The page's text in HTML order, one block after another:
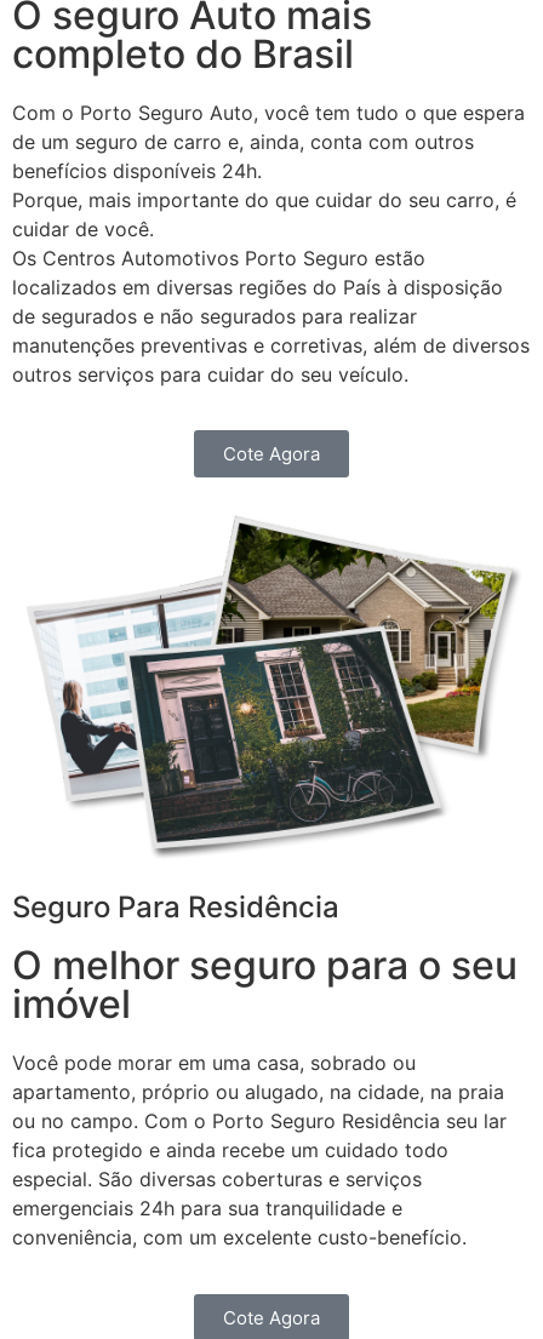
O seguro Auto mais
completo do Brasil
Com o Porto Seguro Auto, você tem tudo o que espera
de um seguro de carro e, ainda, conta com outros
benefícios disponíveis 24h.
Porque, mais importante do que cuidar do seu carro, é
cuidar de você.
Os Centros Automotivos Porto Seguro estão
localizados em diversas regiões do País à disposição
de segurados e não segurados para realizar
manutenções preventivas e corretivas, além de diversos
outros serviços para cuidar do seu veículo.
Cote Agora
Seguro Para Residência
O melhor seguro para o seu
imóvel
Você pode morar em uma casa, sobrado ou
apartamento, próprio ou alugado, na cidade, na praia
ou no campo. Com o Porto Seguro Residência seu lar
fica protegido e ainda recebe um cuidado todo
especial. São diversas coberturas e serviços
emergenciais 24h para sua tranquilidade e
conveniência, com um excelente custo-benefício.
Cote Agora